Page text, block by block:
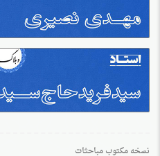
نسخه مکتوب مباحثات